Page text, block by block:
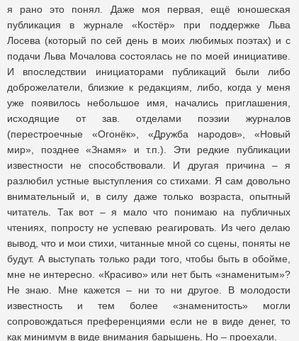
я рано это понял. Даже моя первая, ещё юношеская
публикация в журнале «Костёр» при поддержке Льва
Лосева (который по сей день в моих любимых поэтах) и с
подачи Льва Мочалова состоялась не по моей инициативе.
И впоследствии инициаторами публикаций были либо
доброжелатели, близкие к редакциям, либо, когда у меня
уже появилось небольшое имя, начались приглашения,
исходящие от зав. отделами поэзии журналов
(перестроечные «Огонёк», «Дружба народов», «Новый
мир», позднее «Знамя» и т.п.). Эти редкие публикации
известности не способствовали. И другая причина – я
разлюбил устные выступления со стихами. Я сам довольно
внимательный и, в силу даже только возраста, опытный
читатель. Так вот – я мало что понимаю на публичных
чтениях, попросту не успеваю реагировать. Из чего делаю
вывод, что и мои стихи, читанные мной со сцены, поняты не
будут. А выступать только ради того, чтобы быть в обойме,
мне не интересно. «Красиво» или нет быть «знаменитым»?
Не знаю. Мне кажется – ни то ни другое. В молодости
известность и тем более «знаменитость» могли
сопровождаться преференциями если не в виде денег, то
как минимум в виде внимания барышень. Но – проехали.